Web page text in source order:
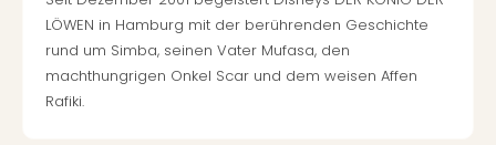
LÖWEN in Hamburg mit der berührenden Geschichte
rund um Simba, seinen Vater Mufasa, den
machthungrigen Onkel Scar und dem weisen Affen
Rafiki.